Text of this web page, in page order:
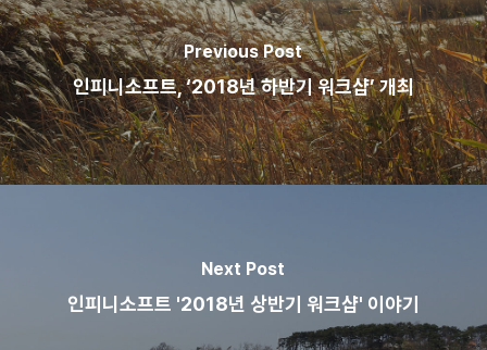
Previous Post
인피니소프트, ‘2018년 하반기 워크샵’ 개최
Next Post
인피니소프트 '2018년 상반기 워크샵' 이야기